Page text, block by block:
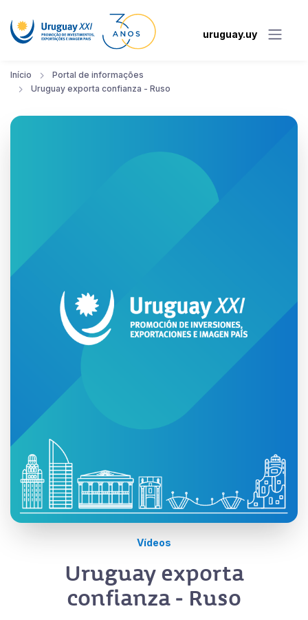
uruguay.uy
Início
Portal de informações
Uruguay exporta confianza - Ruso
Vídeos
Uruguay exporta
confianza - Ruso